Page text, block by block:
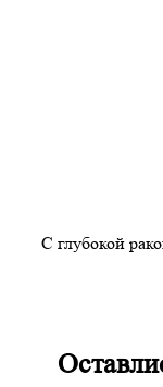
С глубокой